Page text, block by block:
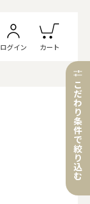
ログイン カート
こ
だ
わ
り
条
件
で
絞
り
込
む